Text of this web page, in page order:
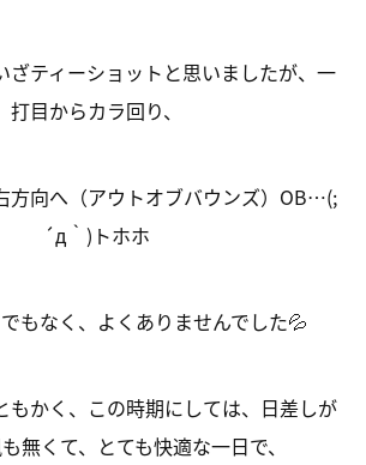
ざティーショットと思いましたが、一
打目からカラ回り、
方向へ（アウトオブバウンズ）OB…(;
´д｀)トホホ
もなく、よくありませんでした💦
もかく、この時期にしては、日差しが
無くて、とても快適な一日で、